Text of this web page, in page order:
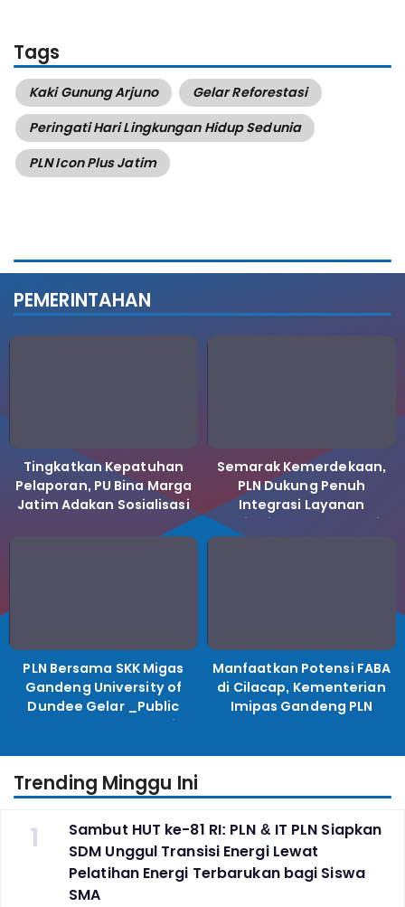
Tags
Kaki Gunung Arjuno
Gelar Reforestasi
Peringati Hari Lingkungan Hidup Sedunia
PLN Icon Plus Jatim
PEMERINTAHAN
Tingkatkan Kepatuhan
Pelaporan, PU Bina Marga
Jatim Adakan Sosialisasi
Semarak Kemerdekaan,
PLN Dukung Penuh
Integrasi Layanan
Kelistrikan ke Koperasi
PLN Bersama SKK Migas
Gandeng University of
Dundee Gelar _Public
Lecture_, Kolaborasi
Manfaatkan Potensi FABA
di Cilacap, Kementerian
Imipas Gandeng PLN
Trending Minggu Ini
1
Sambut HUT ke-81 RI: PLN & IT PLN Siapkan
SDM Unggul Transisi Energi Lewat
Pelatihan Energi Terbarukan bagi Siswa
SMA